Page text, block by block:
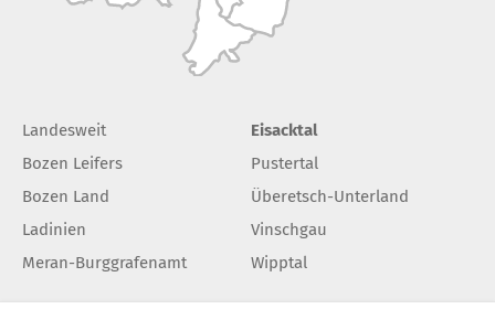
Landesweit
Bozen Leifers
Bozen Land
Ladinien
Meran-Burggrafenamt
Eisacktal
Pustertal
Überetsch-Unterland
Vinschgau
Wipptal